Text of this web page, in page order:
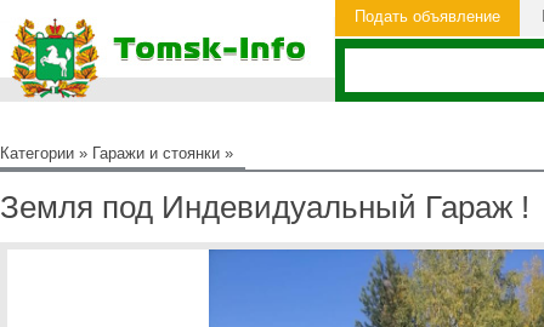
Подать объявление
Категории » Гаражи и стоянки »
Земля под Индевидуальный Гараж !